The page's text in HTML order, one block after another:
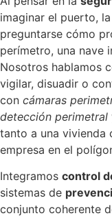
imaginar el puerto,
preguntarse cómo
perímetro, una nave
Nosotros hablamos
vigilar, disuadir o
con cámaras
detección perimetral
tanto a una vivienda
empresa en el
Integramos control
sistemas de
conjunto coherente